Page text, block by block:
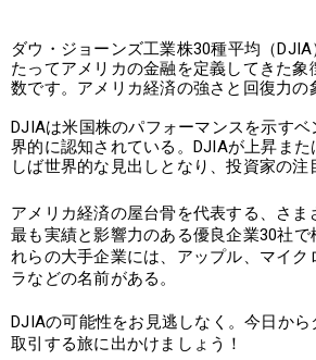
ダウ・ジョーンズ工業株30種平均（
たってアメリカの金融を定義してきた象
数です。アメリカ経済の強さと回復力の
DJIAは米国株のパフォーマンスを示す
界的に認知されている。DJIAが上昇ま
しば世界的な見出しとなり、投資家の注
アメリカ経済の屋台骨を代表する、さま
最も実績と影響力のある優良企業30社で
れらの大手企業には、アップル、マイク
ラなどの名前がある。
DJIAの可能性をお見逃しなく。今日か
取引する旅に出かけましょう！